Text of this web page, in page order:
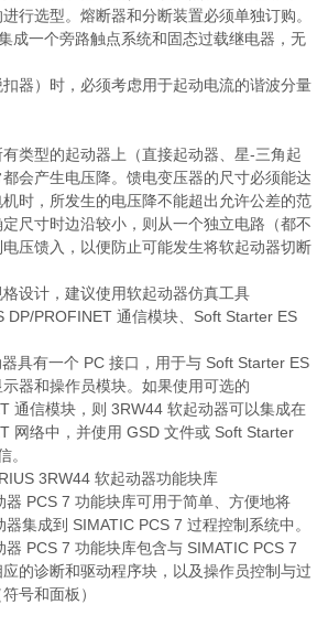
行选型。熔断器和分断装置必须单独订购。
成一个旁路触点系统和固态过载继电器，无
器）时，必须考虑用于起动电流的谐波分量
类型的起动器上（直接起动器、星-三角起
会产生电压降。馈电变压器的尺寸必须能达
时，所发生的电压降不能超出允许公差的范
尺寸时边沿较小，则从一个独立电路（都不
压馈入，以便防止可能发生将软起动器切断
设计，建议使用软起动器仿真工具
DP/PROFINET 通信模块、Soft Starter ES
具有一个 PC 接口，用于与 Soft Starter ES
器和操作员模块。如果使用可选的
通信模块，则 3RW44 软起动器可以集成在
网络中，并使用 GSD 文件或 Soft Starter
。
3RW44 软起动器功能块库
器 PCS 7 功能块库可用于简单、方便地将
集成到 SIMATIC PCS 7 过程控制系统中。
器 PCS 7 功能块库包含与 SIMATIC PCS 7
的诊断和驱动程序块，以及操作员控制与过
号和面板）